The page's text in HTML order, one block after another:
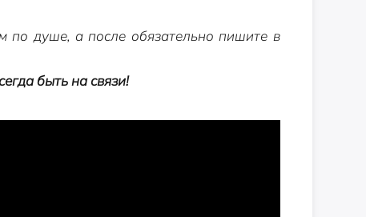
по душе, а после обязательно пишите в
быть на связи!